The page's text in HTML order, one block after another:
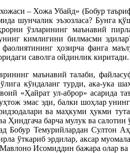
– Хожа Убайд» (Бобур
шунчалик эъзозласа? Бунга
ўзларининг маънавий
кимлигини билмасми
ҳозирча фанга
саволга ойдинлик киритади.
маънавий талаби,
кўндаланг турди, ака-ука
«Ҳайрат ул-аброр» асарида
эмас эди, балки шоҳлар
ва маҳкуми ҳукми
Ҳиндгача барча мулук ва
Бобур Темурийлардан Султон
ўткариб эрдилар, аксар
Исомиддин бажара олар